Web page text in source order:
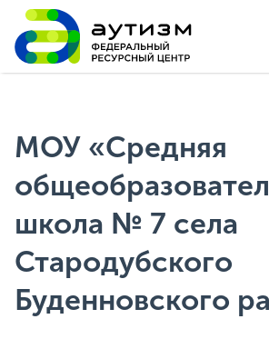
МОУ «Средняя
школа № 7 села
Стародубского
Буденновского